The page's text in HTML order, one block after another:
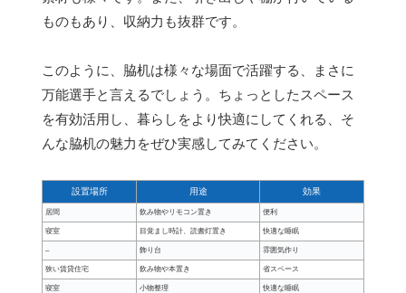
ものもあり、収納力も抜群です。
このように、脇机は様々な場面で活躍する、まさに
万能選手と言えるでしょう。ちょっとしたスペース
を有効活用し、暮らしをより快適にしてくれる、そ
んな脇机の魅力をぜひ実感してみてください。
設置場所 用途 効果
居間 飲み物やリモコン置き 便利
寝室 目覚まし時計、読書灯置き 快適な睡眠
– 飾り台 雰囲気作り
狭い賃貸住宅 飲み物や本置き 省スペース
寝室 小物整理 快適な睡眠